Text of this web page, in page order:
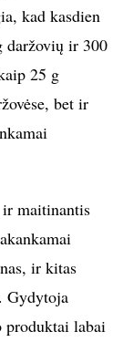
kad kasdien
daržovių ir 300
25 g
bet ir
maitinantis
ir kitas
Gydytoja
produktai labai